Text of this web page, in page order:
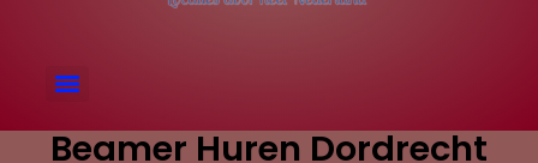
Beamer Huren Dordrecht